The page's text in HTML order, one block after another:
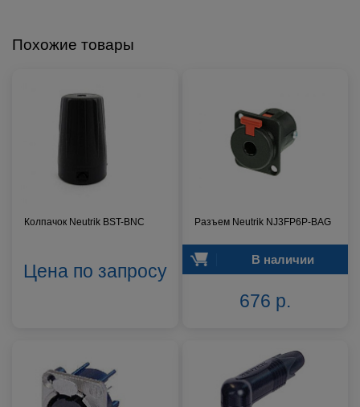
Похожие товары
Колпачок Neutrik BST-BNC
Цена по запросу
Разъем Neutrik NJ3FP6P-BAG
В наличии
676 р.